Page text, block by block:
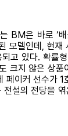
BM은 바로 ‘
모델인데, 현재
고 있다. 확률
크지 않은 상
페이커 선수가
설의 전당을